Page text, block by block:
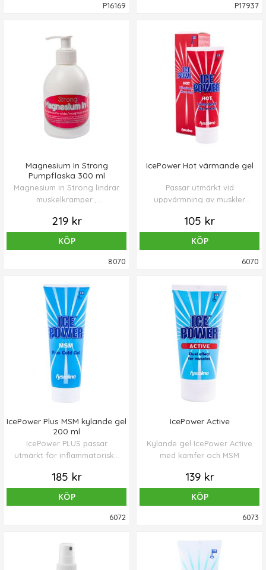
P16169 P17937
Magnesium In Strong
Pumpflaska 300 ml
Magnesium In Strong lindrar
muskelkramper ,
spänningar.
219 kr
KÖP
8070
IcePower Hot värmande gel
Passar utmärkt vid
uppvärmning av muskler
verkningstid.
105 kr
KÖP
6070
IcePower Plus MSM kylande gel
200 ml
IcePower PLUS passar
utmärkt för inflammatoriska
samt långvarig smärta.
185 kr
KÖP
6072
IcePower Active
Kylande gel IcePower Active
med kamfer och MSM
139 kr
KÖP
6073